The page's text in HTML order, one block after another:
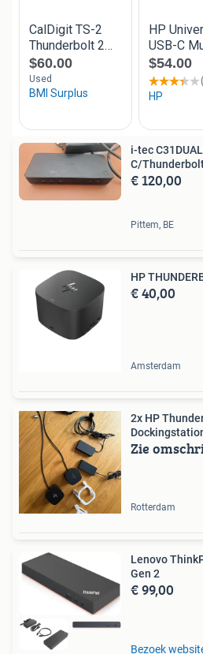
i-tec
C/
€ 120,00
Pittem, BE
HP
€ 40,00
Amsterdam
2x HP
Zie
Rotterdam
Lenovo
Gen 2
€ 99,00
Bezoek